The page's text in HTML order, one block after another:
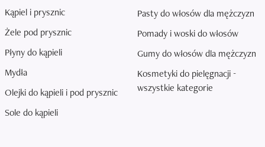
Kąpiel i prysznic
Żele pod prysznic
Płyny do kąpieli
Mydła
Olejki do kąpieli i pod prysznic
Sole do kąpieli
Pasty do włosów dla mężczyzn
Pomady i woski do włosów
Gumy do włosów dla mężczyzn
Kosmetyki do pielęgnacji -
wszystkie kategorie